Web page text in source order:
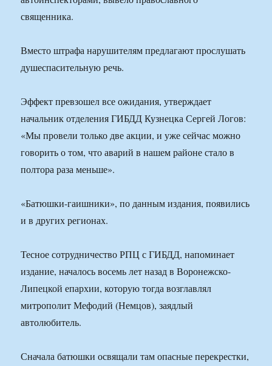
священника.
Вместо штрафа нарушителям предлагают прослушать
душеспасительную речь.
Эффект превзошел все ожидания, утверждает
начальник отделения ГИБДД Кузнецка Сергей Логов:
«Мы провели только две акции, и уже сейчас можно
говорить о том, что аварий в нашем районе стало в
полтора раза меньше».
«Батюшки-гаишники», по данным издания, появились
и в других регионах.
Тесное сотрудничество РПЦ с ГИБДД, напоминает
издание, началось восемь лет назад в Воронежско-
Липецкой епархии, которую тогда возглавлял
митрополит Мефодий (Немцов), заядлый
автолюбитель.
Сначала батюшки освящали там опасные перекрестки,